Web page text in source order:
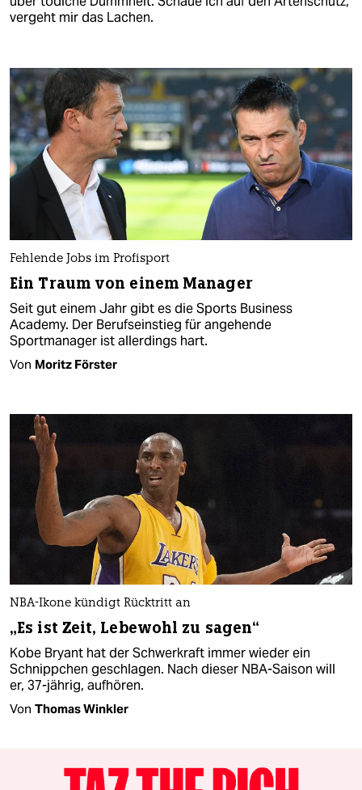
vergeht mir das Lachen.
Fehlende Jobs im Profisport
Ein Traum von einem Manager
Seit gut einem Jahr gibt es die Sports Business
Academy. Der Berufseinstieg für angehende
Sportmanager ist allerdings hart.
Von Moritz Förster
NBA-Ikone kündigt Rücktritt an
„Es ist Zeit, Lebewohl zu sagen“
Kobe Bryant hat der Schwerkraft immer wieder ein
Schnippchen geschlagen. Nach dieser NBA-Saison will
er, 37-jährig, aufhören.
Von Thomas Winkler